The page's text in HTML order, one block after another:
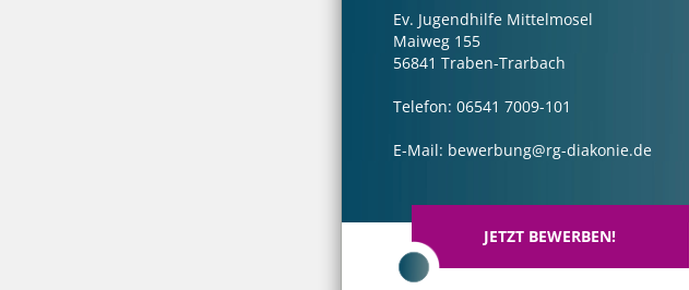
Ev. Jugendhilfe Mittelmosel
Maiweg 155
56841 Traben-Trarbach
Telefon: 06541 7009-101
E-Mail: bewerbung@rg-diakonie.de
JETZT BEWERBEN!